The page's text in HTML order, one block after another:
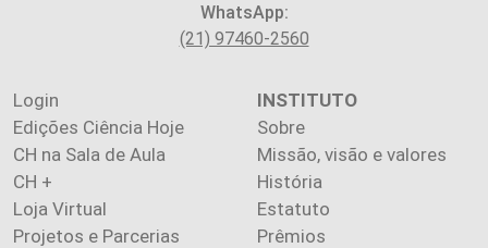
WhatsApp:
(21) 97460-2560
Login
Edições Ciência Hoje
CH na Sala de Aula
CH +
Loja Virtual
Projetos e Parcerias
INSTITUTO
Sobre
Missão, visão e valores
História
Estatuto
Prêmios